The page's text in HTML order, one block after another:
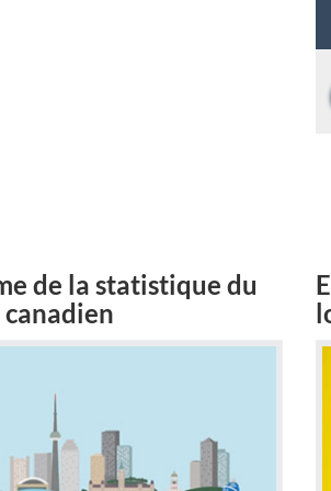
de la statistique du